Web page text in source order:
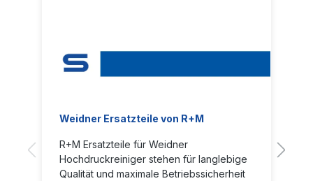
Weidner Ersatzteile von R+M
R+M Ersatzteile für Weidner
Hochdruckreiniger stehen für langlebige
Qualität und maximale Betriebssicherheit